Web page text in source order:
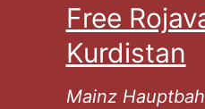
Free
Kurdistan
Mainz